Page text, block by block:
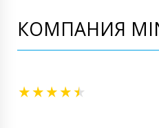
КОМПАНИЯ